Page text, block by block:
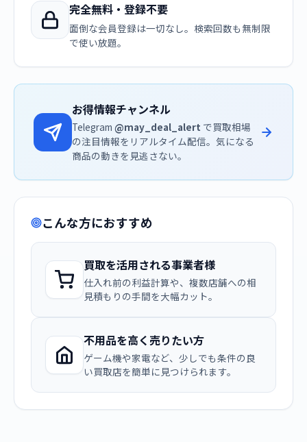
完全無料・登録不要
面倒な会員登録は一切なし。検索回数も無制限
で使い放題。
お得情報チャンネル
Telegram @may_deal_alert で買取相場
の注目情報をリアルタイム配信。気になる
商品の動きを見逃さない。
こんな方におすすめ
買取を活用される事業者様
仕入れ前の利益計算や、複数店舗への相
見積もりの手間を大幅カット。
不用品を高く売りたい方
ゲーム機や家電など、少しでも条件の良
い買取店を簡単に見つけられます。